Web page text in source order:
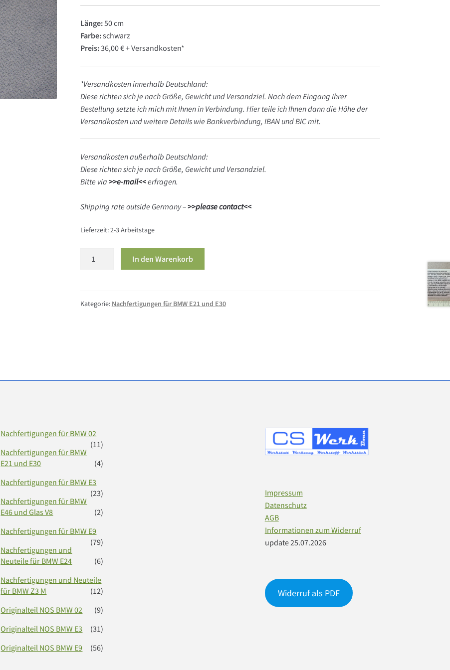
Länge:50 cm
Farbe:schwarz
Preis:36,00 € + Versandkosten*
*Versandkosten innerhalb Deutschland:
Diese richten sich je nach Größe, Gewicht und Versandziel. Nach dem Eingang Ihrer
Bestellung setzte ich mich mit Ihnen in Verbindung. Hier teile ich Ihnen dann die Höhe der
Versandkosten und weitere Details wie Bankverbindung, IBAN und BIC mit.
Versandkosten außerhalb Deutschland:
Diese richten sich je nach Größe, Gewicht und Versandziel.
Bitte via >>e-mail<<erfragen.
Shipping rate outside Germany –>>please contact<<
Lieferzeit:2-3 Arbeitstage
Menge
In den Warenkorb
Kategorie: Nachfertigungen für BMW E21 und E30
Nachfertigungen für BMW 02
(11)
Nachfertigungen für BMW
E21 und E30
(4)
Nachfertigungen für BMW E3
(23)
Nachfertigungen für BMW
E46 und Glas V8
(2)
Nachfertigungen für BMW E9
(79)
Nachfertigungen und
Neuteile für BMW E24
(6)
Nachfertigungen und Neuteile
für BMW Z3 M
(12)
Originalteil NOS BMW 02
(9)
Originalteil NOS BMW E3
(31)
Originalteil NOS BMW E9
(56)
Impressum
Datenschutz
AGB
Informationen zum Widerruf
update 25.07.2026
Widerruf als PDF